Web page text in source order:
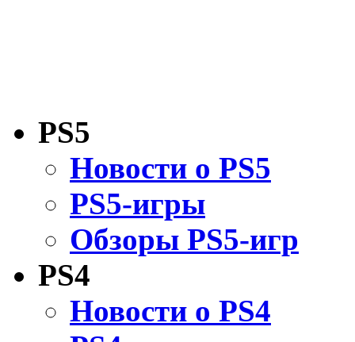
PS5
Новости о PS5
PS5-игры
Обзоры PS5-игр
PS4
Новости о PS4